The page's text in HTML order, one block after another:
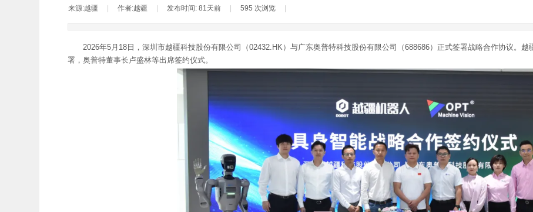
来源:越疆 作者:越疆 发布时间: 81天前 595 次浏览
2026年5月18日，深圳市越疆科技股份有限公司（02432.HK）与广东奥普特科技股份有限公司（688686）正式签署战略合作协议。
署，奥普特董事长卢盛林等出席签约仪式。